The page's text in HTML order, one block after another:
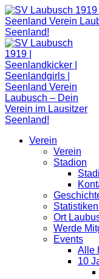
Zum
Inhalt
springen
Verein
Verein
Stadion
Ort
Werde
Events
Alle
10